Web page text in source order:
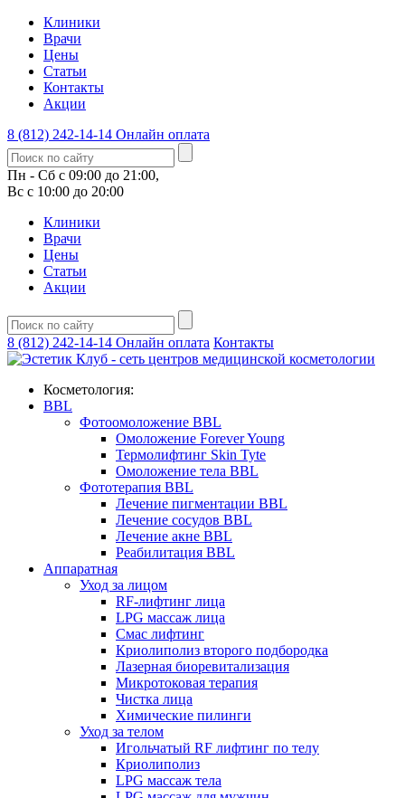
Клиники
Врачи
Цены
Статьи
Контакты
Акции
8 (812) 242-14-14 Онлайн оплата
Пн - Сб с 09:00 до 21:00,
Вс с 10:00 до 20:00
Клиники
Врачи
Цены
Статьи
Акции
8 (812) 242-14-14 Онлайн оплата Контакты
Косметология:
BBL
Фотоомоложение BBL
Омоложение Forever Young
Термолифтинг Skin Tyte
Омоложение тела BBL
Фототерапия BBL
Лечение пигментации BBL
Лечение сосудов BBL
Лечение акне BBL
Реабилитация BBL
Аппаратная
Уход за лицом
RF-лифтинг лица
LPG массаж лица
Смас лифтинг
Криолиполиз второго подбородка
Лазерная биоревитализация
Микротоковая терапия
Чистка лица
Химические пилинги
Уход за телом
Игольчатый RF лифтинг по телу
Криолиполиз
LPG массаж тела